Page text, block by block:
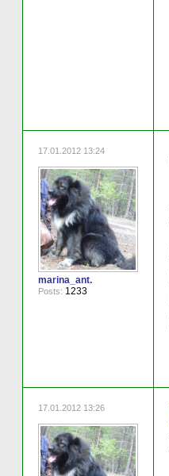
17.01.2012 13:24
marina_ant.
Posts: 1233
17.01.2012 13:26